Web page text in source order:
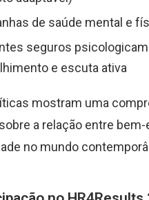
de saúde mental e
seguros
e escuta ativa
mostram uma
a relação entre bem-
no mundo